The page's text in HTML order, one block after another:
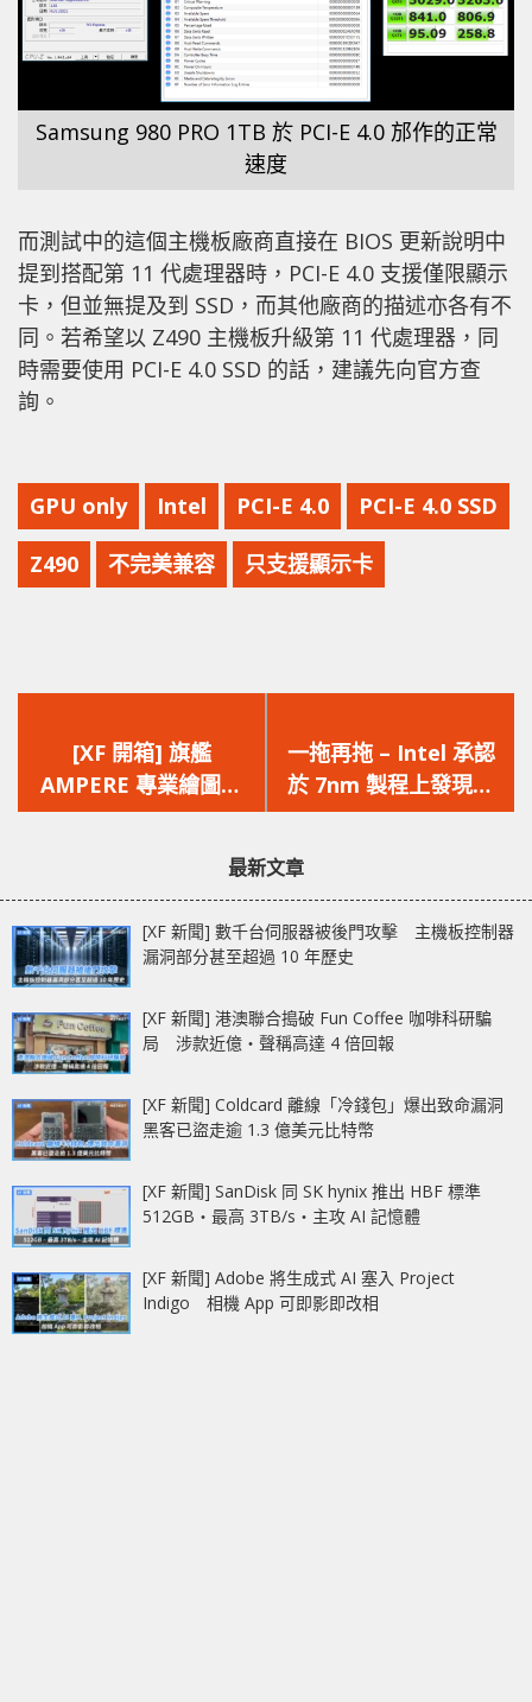
Samsung 980 PRO 1TB 於 PCI-E 4.0 邡作的正常
速度
而測試中的這個主機板廠商直接在 BIOS 更新說明中
提到搭配第 11 代處理器時，PCI-E 4.0 支援僅限顯示
卡，但並無提及到 SSD，而其他廠商的描述亦各有不
同。若希望以 Z490 主機板升級第 11 代處理器，同
時需要使用 PCI-E 4.0 SSD 的話，建議先向官方查
詢。
GPU only Intel PCI-E 4.0 PCI-E 4.0 SSD
Z490 不完美兼容 只支援顯示卡
一
篇
文
[XF 開箱] 旗艦
AMPERE 專業繪圖卡
48GB 記憶體‧完整
NVIDIA RTX A6000
一
篇
文
一拖再拖 – Intel 承認
於 7nm 製程上發現缺
陷將大大影響量產
最新文章
[XF 新聞] 數千台伺服器被後門攻擊 主機板控制器
漏洞部分甚至超過 10 年歷史
[XF 新聞] 港澳聯合搗破 Fun Coffee 咖啡科研騙
局 涉款近億‧聲稱高達 4 倍回報
[XF 新聞] Coldcard 離線「冷錢包」爆出致命漏洞
黑客已盜走逾 1.3 億美元比特幣
[XF 新聞] SanDisk 同 SK hynix 推出 HBF 標準
512GB‧最高 3TB/s‧主攻 AI 記憶體
[XF 新聞] Adobe 將生成式 AI 塞入 Project
Indigo 相機 App 可即影即改相